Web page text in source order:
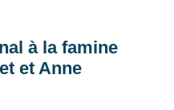
à la famine
et Anne